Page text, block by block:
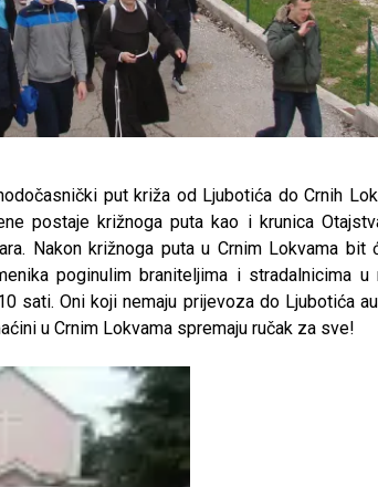
put križa od Ljubotića do Crnih
postaje križnoga puta kao i krunica
Nakon križnoga puta u Crnim Lokvama bit
poginulim braniteljima i stradalnicima u
sati. Oni koji nemaju prijevoza do Ljubotića
u Crnim Lokvama spremaju ručak za sve!